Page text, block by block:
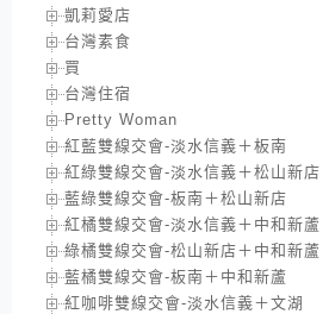
凱莉愛店
台灣素食
買
台灣住宿
Pretty Woman
紅藍雙線交會-淡水信義＋板南
紅綠雙線交會-淡水信義＋松山新店
藍綠雙線交會-板南＋松山新店
紅橘雙線交會-淡水信義＋中和新蘆
綠橘雙線交會-松山新店＋中和新蘆
藍橘雙線交會-板南＋中和新蘆
紅咖啡雙線交會-淡水信義＋文湖